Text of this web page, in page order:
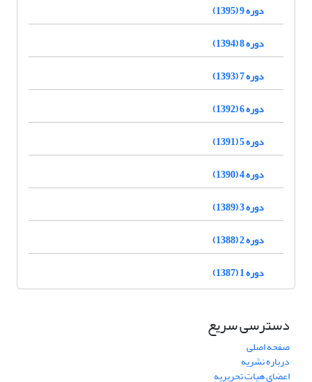
دوره 9 (1395)
دوره 8 (1394)
دوره 7 (1393)
دوره 6 (1392)
دوره 5 (1391)
دوره 4 (1390)
دوره 3 (1389)
دوره 2 (1388)
دوره 1 (1387)
دسترسی سریع
صفحه اصلی
درباره نشریه
اعضای هیات تحریریه